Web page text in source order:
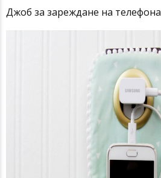
Джоб за зареждане на телефона